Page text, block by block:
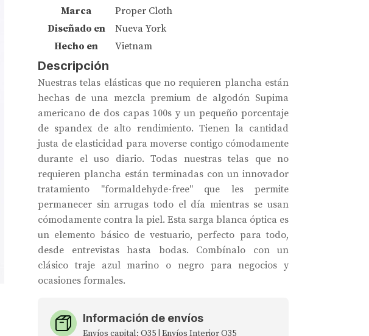
Marca
Proper Cloth
Diseñado en
Nueva York
Hecho en
Vietnam
Descripción
Nuestras telas elásticas que no requieren plancha están
hechas de una mezcla premium de algodón Supima
americano de dos capas 100s y un pequeño porcentaje
de spandex de alto rendimiento. Tienen la cantidad
justa de elasticidad para moverse contigo cómodamente
durante el uso diario. Todas nuestras telas que no
requieren plancha están terminadas con un innovador
tratamiento "formaldehyde-free" que les permite
permanecer sin arrugas todo el día mientras se usan
cómodamente contra la piel. Esta sarga blanca óptica es
un elemento básico de vestuario, perfecto para todo,
desde entrevistas hasta bodas. Combínalo con un
clásico traje azul marino o negro para negocios y
ocasiones formales.
Información de envíos
Envíos capital: Q35 | Envíos Interior Q35